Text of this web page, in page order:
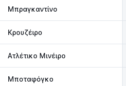
Μπραγκαντίνο
Κρουζέιρο
Ατλέτικο Μινέιρο
Μποταφόγκο